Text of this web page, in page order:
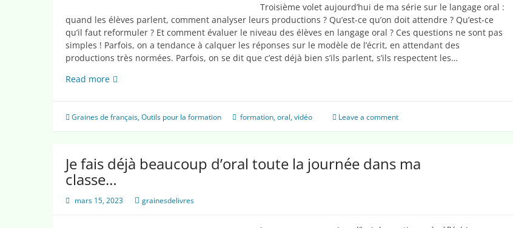
Troisième volet aujourd’hui de ma série sur le langage oral :
quand les élèves parlent, comment analyser leurs productions ? Qu’est-ce qu’on doit attendre ? Qu’est-ce
qu’il faut reformuler ? Et comment évaluer le niveau des élèves en langage oral ? Ces questions ne sont pas
simples ! Parfois, on a tendance à calquer les réponses sur le modèle de l’écrit, en attendant des
productions très normées. Parfois, on se dit que c’est déjà bien s’ils parlent, s’ils respectent les…
Read moreEvaluer
orales
des
Graines de français,Outils pour la formation formation,oral,vidéo Leave a comment
Je fais déjà beaucoup d’oral toute la journée dans ma
classe…
mars 15, 2023 grainesdelivres